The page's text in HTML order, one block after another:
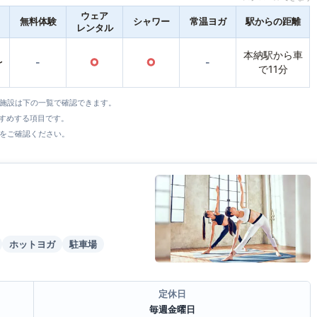
無料体験
ウェア
レンタル
シャワー 常温ヨガ 駅からの距離
- ○ ○ -
本納駅から車
で11分
は下の一覧で確認できます。
する項目です。
ご確認ください。
ホットヨガ 駐車場
定休日
毎週金曜日